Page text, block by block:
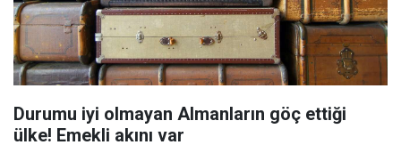
Durumu iyi olmayan Almanların göç ettiği
ülke! Emekli akını var